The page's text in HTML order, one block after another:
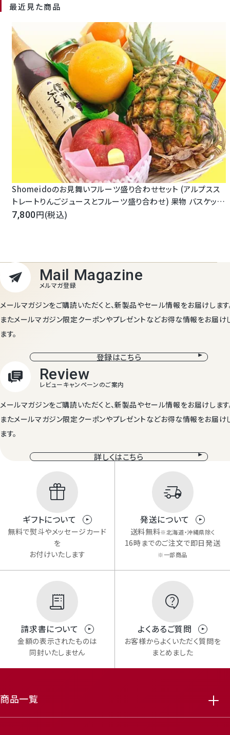
Review
最近見た商品
Shomeidoのお見舞いフルーツ盛り合わせセット (アルプスス
トレートりんごジュースとフルーツ盛り合わせ) 果物 バスケット
即日発送 宅配 お礼 お祝 内祝 コンポート 誕生日 お見舞 ギフ
7,800 (税込)
メールマガジンをご購読いただくと、新製品やセール情報をお届けします
またメールマガジン限定クーポンやプレゼントなどお得な情報をお届け
ます。
登録はこちら
メールマガジンをご購読いただくと、新製品やセール情報をお届けします
またメールマガジン限定クーポンやプレゼントなどお得な情報をお届け
ます。
詳しくはこちら
ギフトについて
無料で熨斗やメッセージカード
を
お付けいたします
発送について
送料無料※北海道・沖縄県除く
16時までのご注文で即日発送
※一部商品
請求書について
金額の表示されたものは
同封いたしません
よくあるご質問
お客様からよくいただく質問を
まとめました
商品一覧